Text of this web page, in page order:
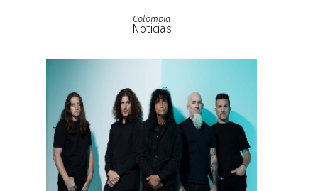
Colombia
Noticias